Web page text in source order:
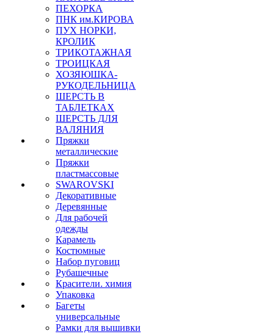
ПЕХОРКА
ПНК им.КИРОВА
ПУХ НОРКИ,
КРОЛИК
ТРИКОТАЖНАЯ
ТРОИЦКАЯ
ХОЗЯЮШКА-
РУКОДЕЛЬНИЦА
ШЕРСТЬ В
ТАБЛЕТКАХ
ШЕРСТЬ ДЛЯ
ВАЛЯНИЯ
Пряжки
металлические
Пряжки
пластмассовые
SWAROVSKI
Декоративные
Деревянные
Для рабочей
одежды
Карамель
Костюмные
Набор пуговиц
Рубашечные
Красители. химия
Упаковка
Багеты
универсальные
Рамки для вышивки